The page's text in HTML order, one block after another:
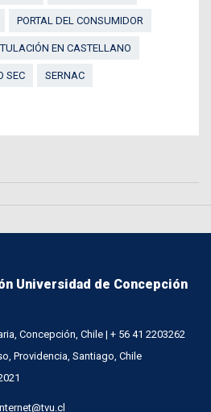
PORTAL DEL CONSUMIDOR
EN CASTELLANO
SEC SERNAC
Universidad de Concepción
Concepción, Chile | + 56 41 2203262
Providencia, Santiago, Chile